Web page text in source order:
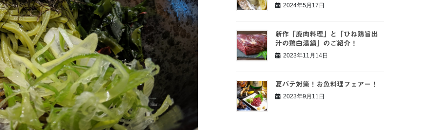
2024年5月17日
新作「鹿肉料理」と「ひね鶏旨出
汁の鶏白湯鍋」のご紹介！
2023年11月14日
夏バテ対策！お魚料理フェアー！
2023年9月11日